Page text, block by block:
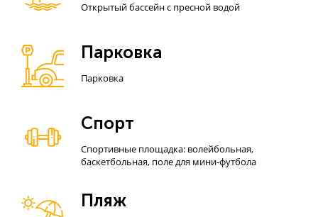
Открытый бассейн с пресной водой
Парковка
Парковка
Спорт
Спортивные площадка: волейбольная,
баскетбольная, поле для мини-футбола
Пляж